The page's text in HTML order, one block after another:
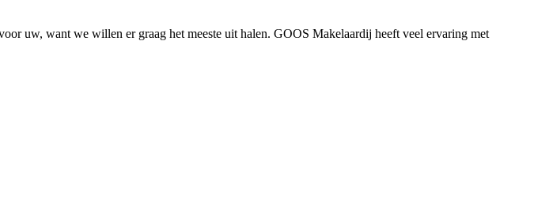
uw, want we willen er graag het meeste uit halen. GOOS Makelaardij heeft veel ervaring met